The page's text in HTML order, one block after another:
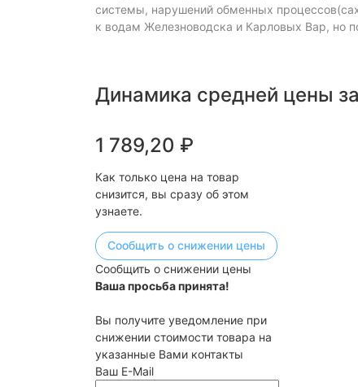
системы, нарушений обменных
к водам Железноводска и Карловых Вар, но
Динамика средней цены
1 789,20 ₽
Как только цена на товар
снизится, вы сразу об этом
узнаете.
Сообщить о снижении цены
Сообщить о снижении цены
Ваша просьба принята!
Вы получите уведомление при
снижении стоимости товара на
указанные Вами контакты
Ваш E-Mail